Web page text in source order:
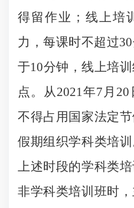
得留作业；线上培
力，每课时不超过
于10分钟，线上培
点。从2021年7月
不得占用国家法定
假期组织学科类培
上述时段的学科类
非学科类培训班时